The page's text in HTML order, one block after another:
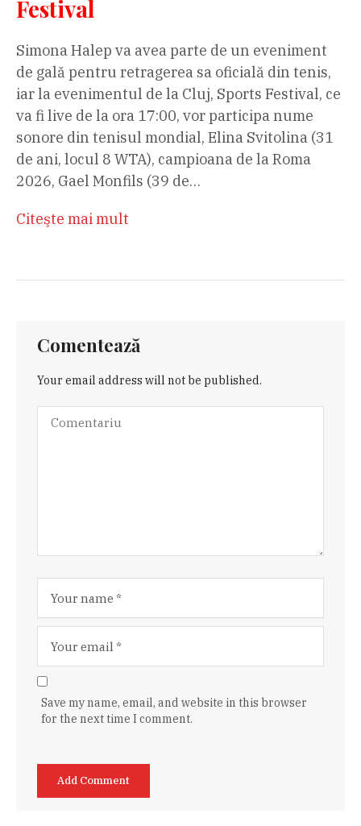
Festival
Simona Halep va avea parte de un eveniment
de gală pentru retragerea sa oficială din tenis,
iar la evenimentul de la Cluj, Sports Festival, ce
va fi live de la ora 17:00, vor participa nume
sonore din tenisul mondial, Elina Svitolina (31
de ani, locul 8 WTA), campioana de la Roma
2026, Gael Monfils (39 de…
Citeşte mai mult
Comentează
Your email address will not be published.
Save my name, email, and website in this browser
for the next time I comment.